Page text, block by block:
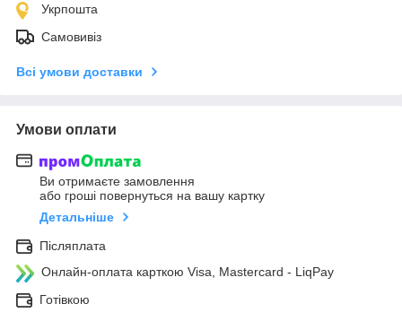
Укрпошта
Самовивіз
Всі умови доставки
Умови оплати
Ви отримаєте замовлення
або гроші повернуться на вашу картку
Детальніше
Післяплата
Онлайн-оплата карткою Visa, Mastercard - LiqPay
Готівкою